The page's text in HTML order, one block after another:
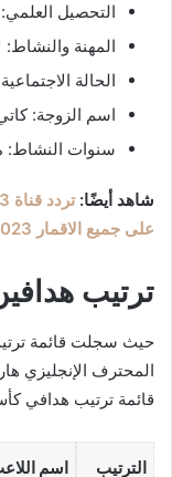
التحصيل العلمي:
المهنة
الحالة
اسم الزوجة:
سنوات النشاط: منذ سنة 2009م،
شاهد أيضًا:
على جميع الاقمار 2023
ترتيب هدافين
قائمة ترتيب هدافي كأس
الترتيب اسم